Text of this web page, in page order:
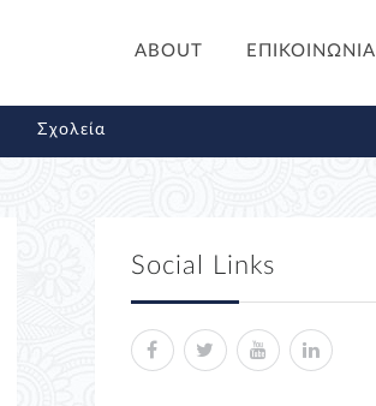
ABOUT ΕΠΙΚΟΙΝΩΝΙΑ
Σχολεία
Social Links